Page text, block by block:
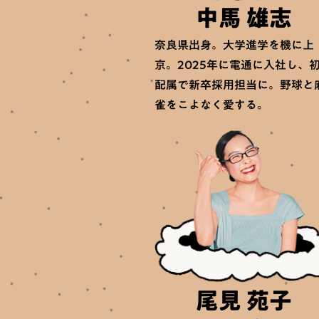
中馬 雄志
奈良県出身。大学進学を機に上
京。2025年に電通に入社し、
配属で新卒採用担当に。野球と
雀をこよなく愛する。
尾見 苑子